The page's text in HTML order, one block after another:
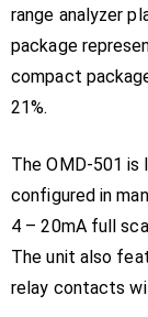
range analyzer
package
compact
21%.
The OMD-501 is
configured in
4 – 20mA full
The unit also
relay contacts